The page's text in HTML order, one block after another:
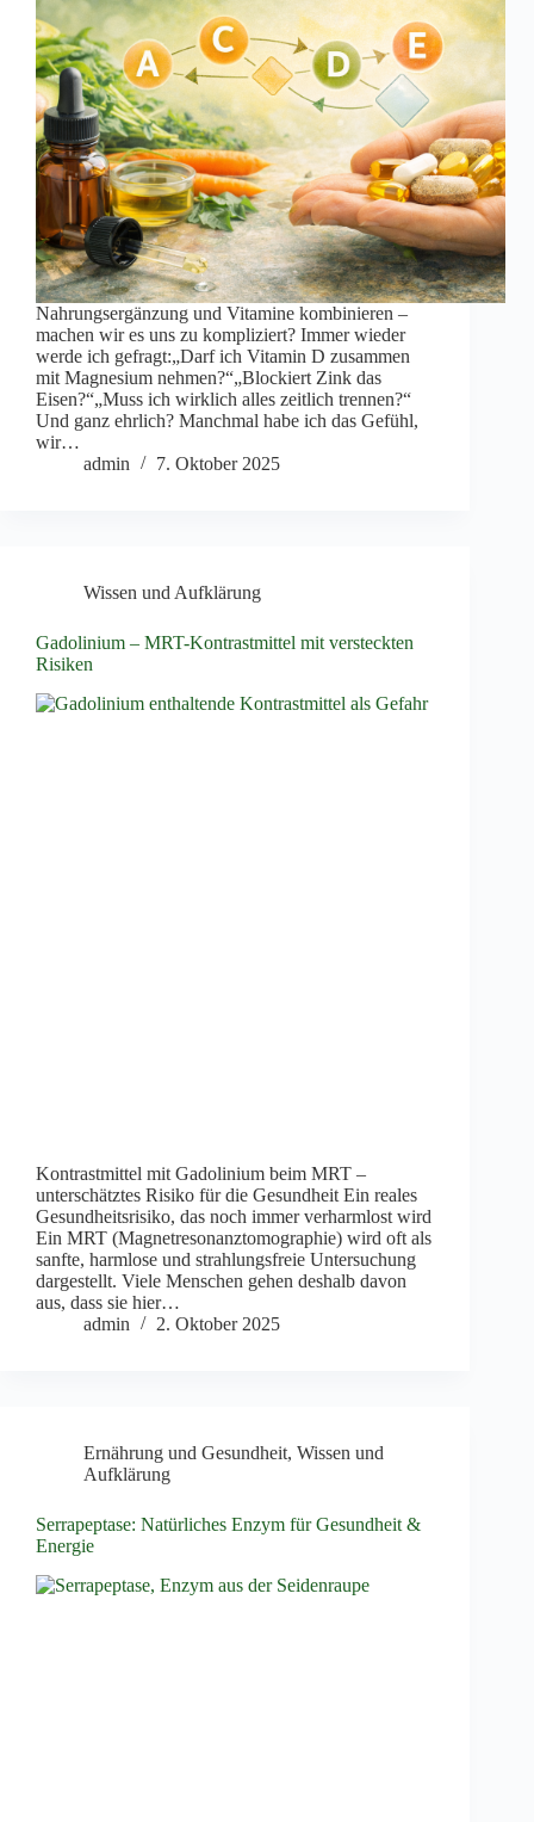
Nahrungsergänzung und Vitamine kombinieren –
machen wir es uns zu kompliziert? Immer wieder
werde ich gefragt:„Darf ich Vitamin D zusammen
mit Magnesium nehmen?“„Blockiert Zink das
Eisen?“„Muss ich wirklich alles zeitlich trennen?“
Und ganz ehrlich? Manchmal habe ich das Gefühl,
wir…
admin
7. Oktober 2025
Wissen und Aufklärung
Gadolinium – MRT-Kontrastmittel mit versteckten
Risiken
Kontrastmittel mit Gadolinium beim MRT –
unterschätztes Risiko für die Gesundheit Ein reales
Gesundheitsrisiko, das noch immer verharmlost wird
Ein MRT (Magnetresonanztomographie) wird oft als
sanfte, harmlose und strahlungsfreie Untersuchung
dargestellt. Viele Menschen gehen deshalb davon
aus, dass sie hier…
admin
2. Oktober 2025
Ernährung und Gesundheit, Wissen und
Aufklärung
Serrapeptase: Natürliches Enzym für Gesundheit &
Energie